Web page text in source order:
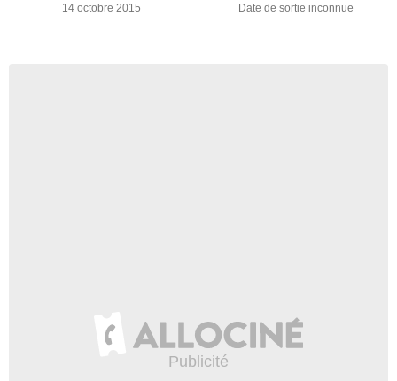
14 octobre 2015 Date de sortie inconnue